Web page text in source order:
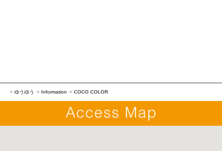
ゆうゆう Information COCO COLOR